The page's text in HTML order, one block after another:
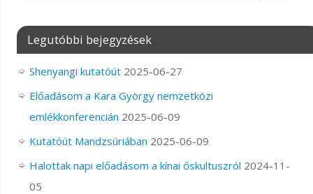
Legutóbbi bejegyzések
Shenyangi kutatóút 2025-06-27
Előadásom a Kara György nemzetközi
emlékkonferencián 2025-06-09
Kutatóút Mandzsúriában 2025-06-09
Halottak napi előadásom a kínai őskultuszról 2024-11-
05